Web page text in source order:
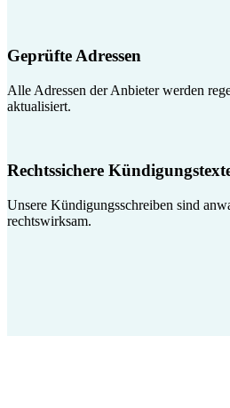
Geprüfte Adressen
Alle Adressen der Anbieter werden
aktualisiert.
Rechtssichere
Unsere Kündigungsschreiben sind
rechtswirksam.